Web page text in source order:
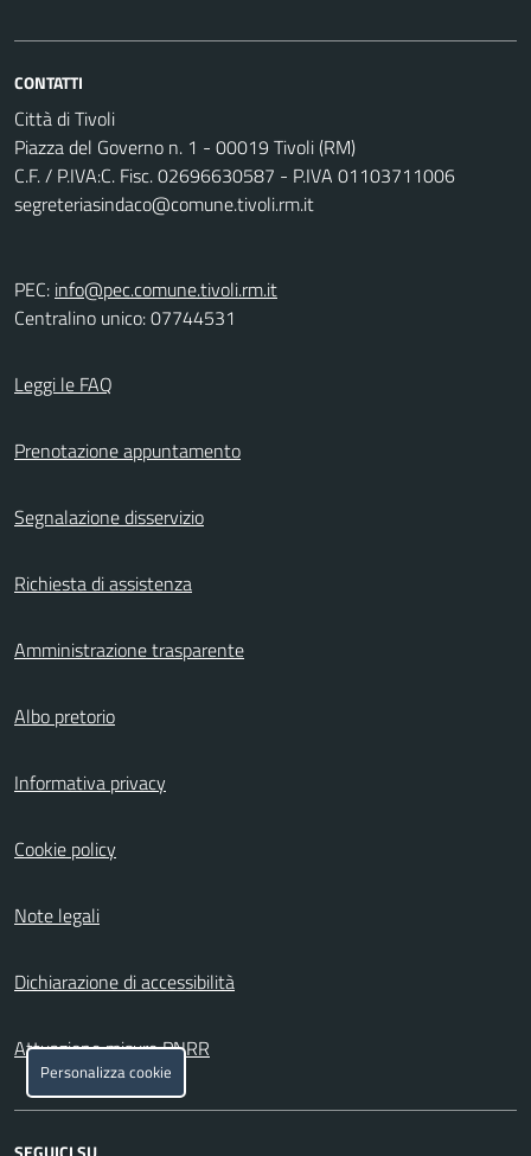
CONTATTI
Città di Tivoli
Piazza del Governo n. 1 - 00019 Tivoli (RM)
C.F. / P.IVA:C. Fisc. 02696630587 - P.IVA 01103711006
segreteriasindaco@comune.tivoli.rm.it
PEC: info@pec.comune.tivoli.rm.it
Centralino unico: 07744531
Leggi le FAQ
Prenotazione appuntamento
Segnalazione disservizio
Richiesta di assistenza
Amministrazione trasparente
Albo pretorio
Informativa privacy
Cookie policy
Note legali
Dichiarazione di accessibilità
Attuazione misure PNRR
Personalizza cookie